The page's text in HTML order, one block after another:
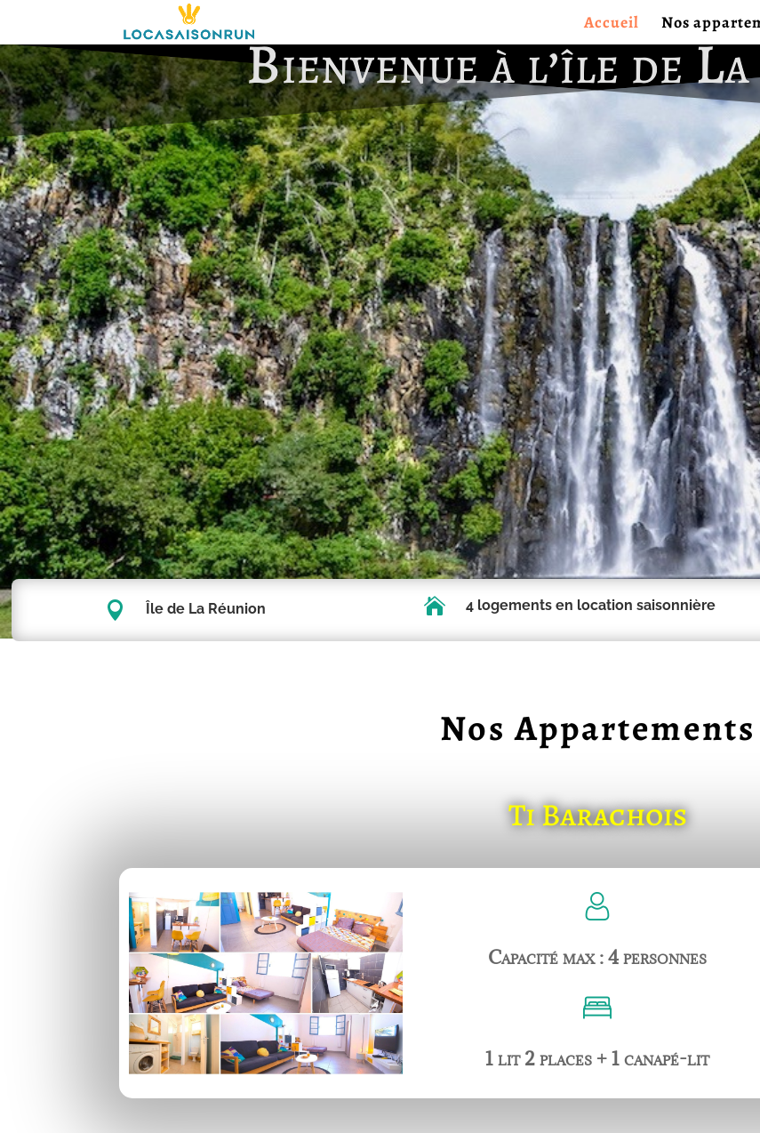
Accueil Nos
Bienvenue à l’île de
 Île de La Réunion  4 logements en location saisonnière
Nos Appartements
Ti Barachois
Capacité max : 4 personnes
1 lit 2 places + 1 canapé-lit